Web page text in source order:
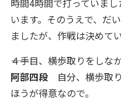
時間4時間で打っていま
います。そのうえで、だ
ましたが、作戦は決めて
――４手目、横歩取りをしな
阿部四段 自分、横歩取
ほうが得意なので。